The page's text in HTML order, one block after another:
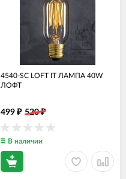
4540-SC LOFT IT ЛАМПА 40W
ЛОФТ
499 ₽ 520₽
В наличии